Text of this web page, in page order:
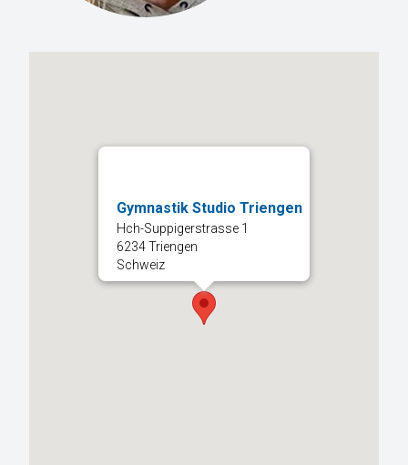
Gymnastik Studio Triengen
Hch-Suppigerstrasse 1
6234 Triengen
Schweiz